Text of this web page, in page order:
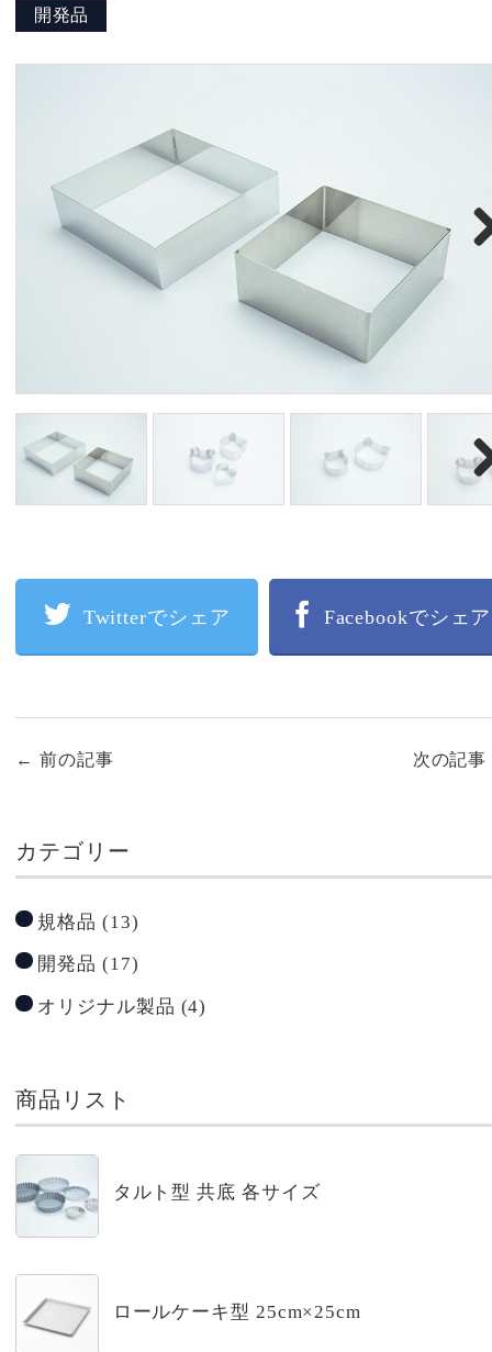
開発品
Twitterでシェア Facebookでシェア
← 前の記事 次の記事
カテゴリー
規格品 (13)
開発品 (17)
オリジナル製品 (4)
商品リスト
タルト型 共底 各サイズ
ロールケーキ型 25cm×25cm